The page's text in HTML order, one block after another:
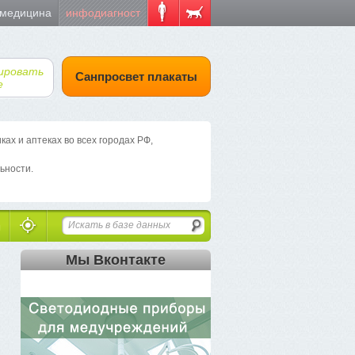
инфодиагност
Санпросвет плакаты
и аптеках во всех городах РФ,
Мы Вконтакте